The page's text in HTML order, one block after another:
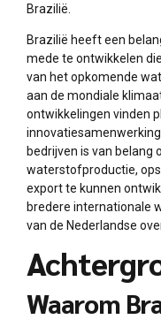
Brazilië.
Brazilië heeft een
mede te ontwikkelen
van het opkomende
aan de mondiale
ontwikkelingen vinden
bedrijven is van belang
waterstofproductie,
export te kunnen
bredere internationale
van de Nederlandse
Waarom